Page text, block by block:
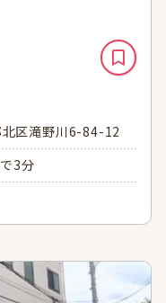
区滝野川6-84-12
3分